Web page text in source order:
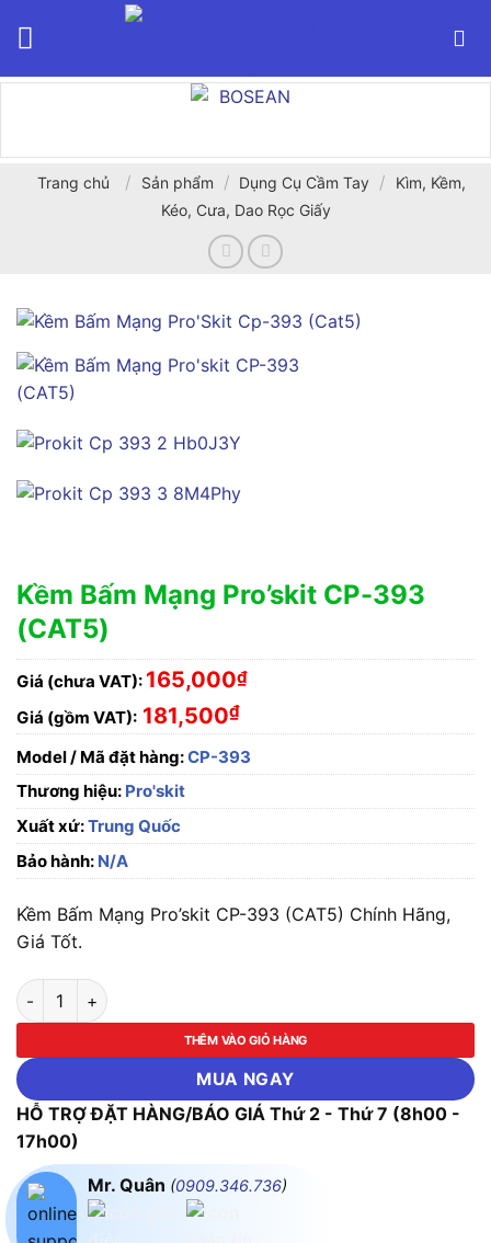
Trang chủ / Sản phẩm / Dụng Cụ Cầm Tay /
Kìm, Kềm,
Kéo, Cưa, Dao Rọc Giấy
Kềm Bấm Mạng Pro’skit CP-393
(CAT5)
Giá (chưa VAT): 165,000₫
Giá (gồm VAT): 181,500₫
Model / Mã đặt hàng:CP-393
Thương hiệu: Pro'skit
Xuất xứ:Trung Quốc
Bảo hành: N/A
Kềm Bấm Mạng Pro’skit CP-393 (CAT5) Chính Hãng,
Giá Tốt.
Kềm Bấm Mạng Pro'skit CP-393 (CAT5) số lượng
THÊM VÀO GIỎ HÀNG
MUA NGAY
HỖ TRỢ ĐẶT HÀNG/BÁO GIÁ Thứ 2 - Thứ 7 (8h00 -
17h00)
Mr. Quân (0909.346.736)